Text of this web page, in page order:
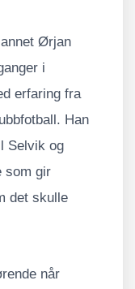
Ørjan
i
erfaring fra
Han
Selvik og
som gir
det skulle
når